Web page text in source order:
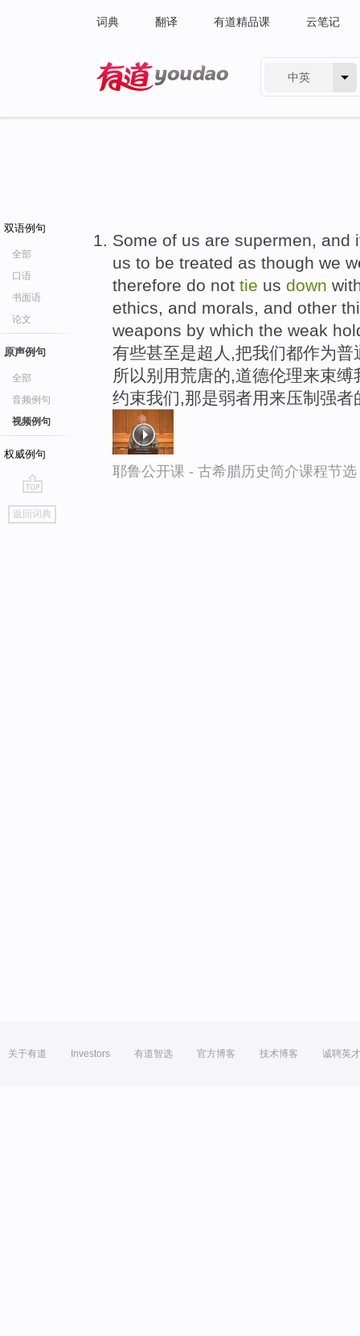
词典 翻译 有道精品课 云笔记
中英
双语例句
全部
口语
书面语
论文
原声例句
全部
音频例句
视频例句
权威例句
go
top
返回词典
Some of us are supermen, and
us to be treated as though we
therefore do not tie us down
ethics, and morals, and other
weapons by which the weak
有些甚至是超人,把我们都作为
所以别用荒唐的,道德伦理来束
约束我们,那是弱者用来压制强者
耶鲁公开课 - 古希腊历史简介课程节选
关于有道 Investors 有道智选 官方博客 技术博客 诚聘英才